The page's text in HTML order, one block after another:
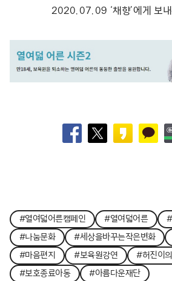
2020. 07. 09 ‘채향’에게 보
#열여덟어른캠페인 #열여덟어른
#나눔문화
#세상을바꾸는작은변화
#마음편지
#보육원강연
#허진이
#보호종료아동
#아름다운재단